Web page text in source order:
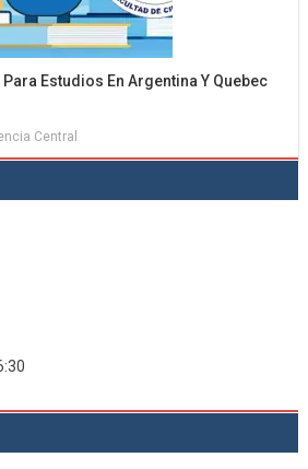
Estudios En Argentina Y Quebec
Central